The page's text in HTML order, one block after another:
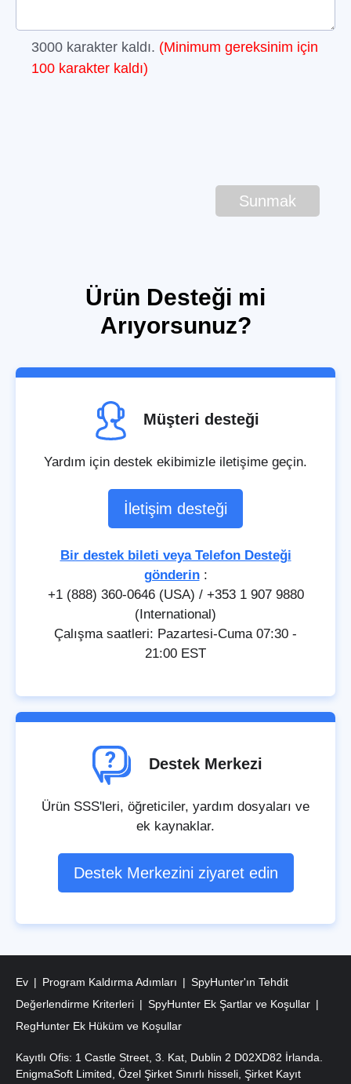
3000 karakter kaldı. (Minimum gereksinim için
100 karakter kaldı)
Sunmak
Ürün Desteği mi
Arıyorsunuz?
Müşteri desteği
Yardım için destek ekibimizle iletişime geçin.
İletişim desteği
Bir destek bileti veya Telefon Desteği
gönderin:
+1 (888) 360-0646 (USA) / +353 1 907 9880
(International)
Çalışma saatleri: Pazartesi-Cuma 07:30 -
21:00 EST
Destek Merkezi
Ürün SSS'leri, öğreticiler, yardım dosyaları ve
ek kaynaklar.
Destek Merkezini ziyaret edin
Ev Program Kaldırma Adımları
SpyHunter'ın Tehdit
Değerlendirme Kriterleri
SpyHunter Ek Şartlar ve Koşullar
RegHunter Ek Hüküm ve Koşullar
Kayıtlı Ofis: 1 Castle Street, 3. Kat, Dublin 2 D02XD82 İrlanda.
EnigmaSoft Limited, Özel Şirket Sınırlı hisseli, Şirket Kayıt